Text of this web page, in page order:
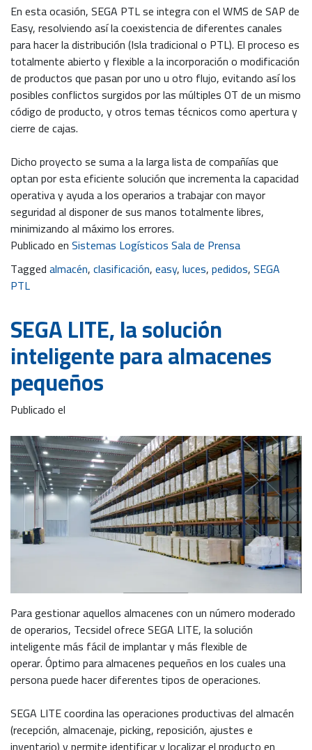
En esta ocasión, SEGA PTL se integra con el WMS de SAP de
Easy, resolviendo así la coexistencia de diferentes canales
para hacer la distribución (Isla tradicional o PTL). El proceso es
totalmente abierto y flexible a la incorporación o modificación
de productos que pasan por uno u otro flujo, evitando así los
posibles conflictos surgidos por las múltiples OT de un mismo
código de producto, y otros temas técnicos como apertura y
cierre de cajas.
Dicho proyecto se suma a la larga lista de compañías que
optan por esta eficiente solución que incrementa la capacidad
operativa y ayuda a los operarios a trabajar con mayor
seguridad al disponer de sus manos totalmente libres,
minimizando al máximo los errores.
Publicado enSistemas Logísticos Sala de Prensa
Taggedalmacén,clasificación,easy,luces,pedidos,SEGA
PTL
SEGA LITE, la solución
inteligente para almacenes
pequeños
Publicado el
Para gestionar aquellos almacenes con un número moderado
de operarios, Tecsidel ofrece SEGA LITE, la solución
inteligente más fácil de implantar y más flexible de
operar. Óptimo para almacenes pequeños en los cuales una
persona puede hacer diferentes tipos de operaciones.
SEGA LITE coordina las operaciones productivas del almacén
(recepción, almacenaje, picking, reposición, ajustes e